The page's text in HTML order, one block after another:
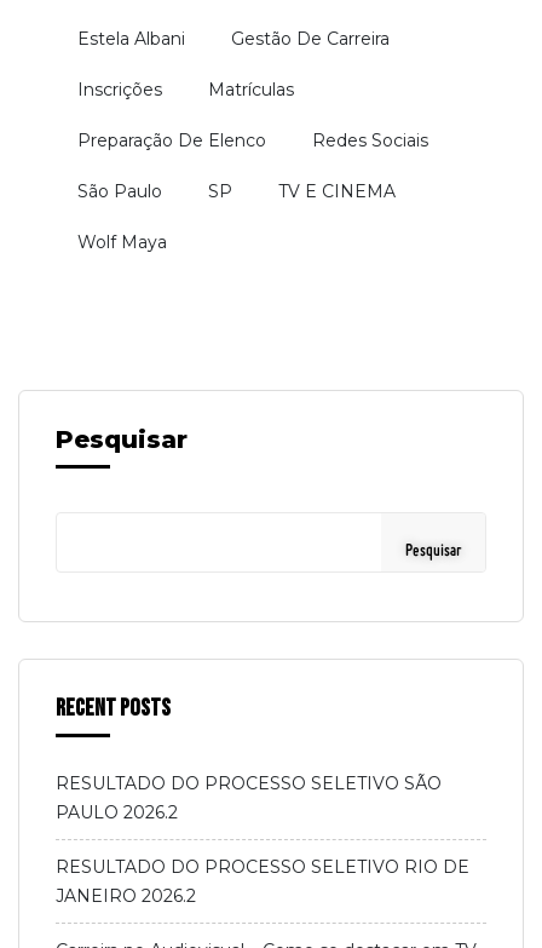
Estela Albani Gestão De Carreira
Inscrições Matrículas
Preparação De Elenco Redes Sociais
São Paulo SP TV E CINEMA
Wolf Maya
Pesquisar
Pesquisar
Recent Posts
RESULTADO DO PROCESSO SELETIVO SÃO
PAULO 2026.2
RESULTADO DO PROCESSO SELETIVO RIO DE
JANEIRO 2026.2